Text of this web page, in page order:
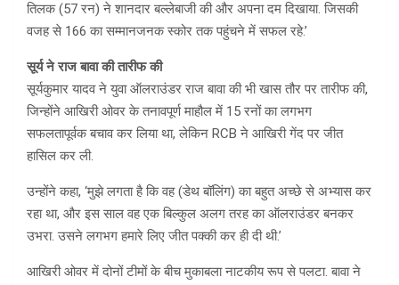
तिलक (57 रन) ने शानदार बल्लेबाजी की और अपना दम दिखाया. जिसकी
वजह से 166 का सम्मानजनक स्कोर तक पहुंचने में सफल रहे.’
सूर्य ने राज बावा की तारीफ की
सूर्यकुमार यादव ने युवा ऑलराउंडर राज बावा की भी खास तौर पर तारीफ की,
जिन्होंने आखिरी ओवर के तनावपूर्ण माहौल में 15 रनों का लगभग
सफलतापूर्वक बचाव कर लिया था, लेकिन RCB ने आखिरी गेंद पर जीत
हासिल कर ली.
उन्होंने कहा, ‘मुझे लगता है कि वह (डेथ बॉलिंग) का बहुत अच्छे से अभ्यास कर
रहा था, और इस साल वह एक बिल्कुल अलग तरह का ऑलराउंडर बनकर
उभरा. उसने लगभग हमारे लिए जीत पक्की कर ही दी थी.’
आखिरी ओवर में दोनों टीमों के बीच मुकाबला नाटकीय रूप से पलटा. बावा ने